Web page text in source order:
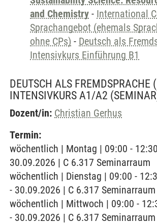
and Chemistry - International
Sprachangebot (ehemals
ohne CPs) - Deutsch als
Intensivkurs Einführung B1
DEUTSCH ALS FREMDSPRACHE
INTENSIVKURS A1/A2
Dozent/in: Christian Gerhus
Termin:
wöchentlich | Montag | 09:00 -
30.09.2026 | C 6.317 Seminarraum
wöchentlich | Dienstag | 09:00 -
- 30.09.2026 | C 6.317 Seminarraum
wöchentlich | Mittwoch | 09:00 -
- 30.09.2026 | C 6.317 Seminarraum